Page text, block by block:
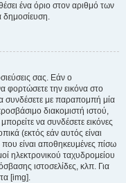
ένα όριο στον αριθμό των
δημοσίευση.
σας. Εάν ο
φορτώσετε την εικόνα στο
συνδέσετε με παραπομπή μία
διακομιστή ιστού,
να συνδέσετε εικόνες
(εκτός εάν αυτός είναι
είναι αποθηκευμένες πίσω
ηλεκτρονικού ταχυδρομείου
ιστοσελίδες, κλπ. Για
[img].